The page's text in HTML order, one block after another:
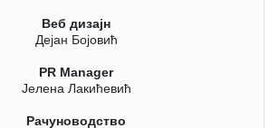
Веб дизајн
Дејан Бојовић
PR Manager
Јелена Лакићевић
Рачуноводство